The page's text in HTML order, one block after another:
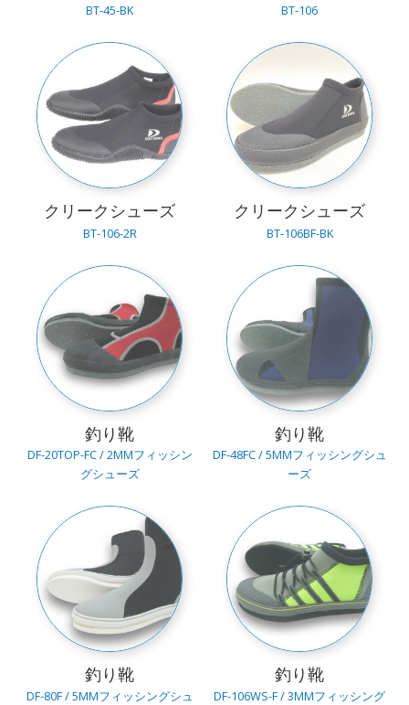
BT-45-BK BT-106
クリークシューズ
BT-106-2R
クリークシューズ
BT-106BF-BK
釣り靴
DF-20TOP-FC / 2MMフィッシン
グシューズ
釣り靴
DF-48FC / 5MMフィッシングシュ
ーズ
釣り靴
DF-80F / 5MMフィッシングシュ
釣り靴
DF-106WS-F / 3MMフィッシング